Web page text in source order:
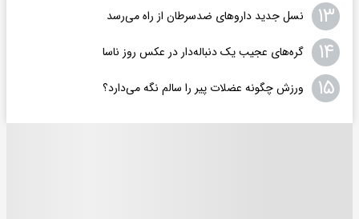
۱۳ نسل جدید داروهای ضدسرطان از راه می‌رسد
۱۴ گره‌های عجیب یک دنباله‌دار در عکس روز ناسا
۱۵ ورزش چگونه عضلات پیر را سالم نگه می‌دارد؟